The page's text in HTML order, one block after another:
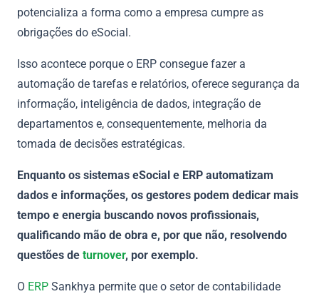
potencializa a forma como a empresa cumpre as
obrigações do eSocial.
Isso acontece porque o ERP consegue fazer a
automação de tarefas e relatórios, oferece segurança da
informação, inteligência de dados, integração de
departamentos e, consequentemente, melhoria da
tomada de decisões estratégicas.
Enquanto os sistemas eSocial e ERP automatizam
dados e informações, os gestores podem dedicar mais
tempo e energia buscando novos profissionais,
qualificando mão de obra e, por que não, resolvendo
questões de turnover, por exemplo.
O ERP Sankhya permite que o setor de contabilidade